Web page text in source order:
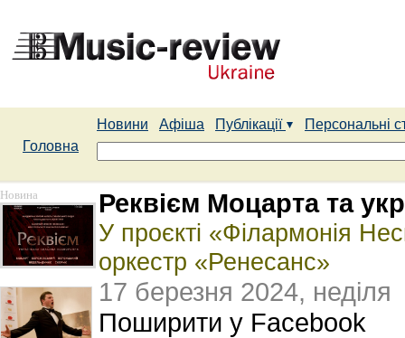
Новини Афіша Публікації
Персональні
Головна
Новина Реквієм Моцарта та
У проєкті «Філармонія
оркестр «Ренесанс»
17 березня 2024, неділя
Поширити у Facebook